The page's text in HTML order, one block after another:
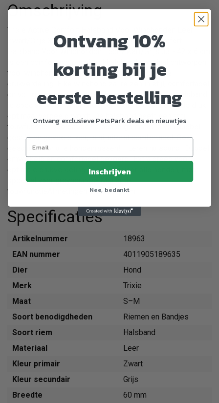
Omschrijving
Trixie Active Comfort Halsband Voor Windhonden Leer
Zwart/Grijs 33 - 42 x 6 cm De Trixie Active Comfort
Halsband Voor Windhonden Leer Zwart/Grijs 33 - 42 x 6 cm
is een comfortabele anti-trekhalsband speciaal ontworpen
voor windhonden, extra breed voor een optimale
drukverdeling. Elke windhond zal reizen in stijl, comfortabel
en veilig met deze mooie halsband van Trixie. De halsband
is speciaal voor windhonden en extra breed, zodat de druk
optimaal verdeeld wordt. De halsband heeft een anti-
touwfunctie. Doordat de halsband gemaakt is van dubbel
gestikt en gevoerd leer, is hij uiterst comfortabel. Ook
geschikt voor alle hondenrassen! - Leren halsband- Dubbel
omwikkeld en comfortabel gevoerd- Extra breed voor
optimale drukverdeling- Geschikt voor alle honden, maar
speciaal voor greyhounds- Met anti-
touwfunctieAfmetingen: 33-42 x 6 cm
Specificaties
Artikelnummer
18963
EAN nummer
4011905189635
Dier
Hond
Merk
Trixie
Maat
S–M
Soort benodigdheden
Riemen en Bandjes
Soort riem
Halsband
Materiaal
Leer
Kleur primair
Zwart
Kleur secundair
Grijs
Breedte
60 mm
Ontvang 10%
korting bij je
eerste bestelling
Ontvang exclusieve PetsPark deals en nieuwtjes
Inschrijven
Nee, bedankt